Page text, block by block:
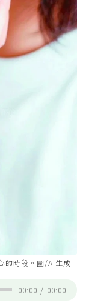
的時段。圖/AI生成
00:00 / 00:00